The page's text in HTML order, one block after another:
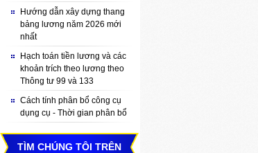
Hướng dẫn xây dựng thang
bảng lương năm 2026 mới
nhất
Hạch toán tiền lương và các
khoản trích theo lương theo
Thông tư 99 và 133
Cách tính phân bổ công cụ
dụng cụ - Thời gian phân bổ
TÌM CHÚNG TÔI TRÊN